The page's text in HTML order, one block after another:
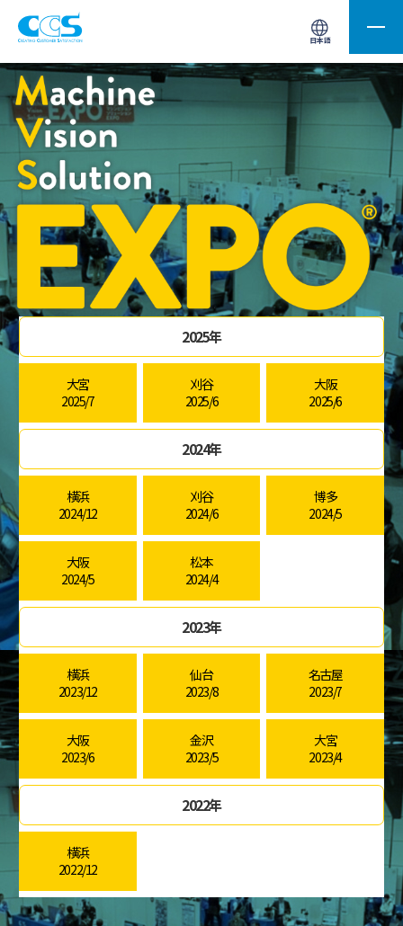
日本語
画像処理用の製品検索 サイト内検索(Enterで実行)
2025年
大宮
2025/7
刈谷
2025/6
大阪
2025/6
2024年
横浜
2024/12
刈谷
2024/6
博多
2024/5
大阪
2024/5
松本
2024/4
2023年
横浜
2023/12
仙台
2023/8
名古屋
2023/7
大阪
2023/6
金沢
2023/5
大宮
2023/4
2022年
横浜
2022/12